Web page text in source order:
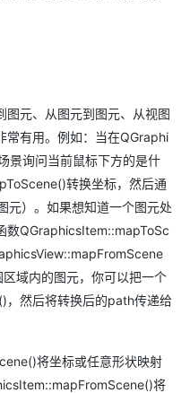
图元、从图元到图元、从视图
常有用。例如：当在QGraphi
景询问当前鼠标下方的是什
转换坐标，然后通
）。如果想知道一个图元处
数QGraphicsItem::mapToSc
域内的图元，你可以把一个
，然后将转换后的path传递给
将坐标或任意形状映射
将